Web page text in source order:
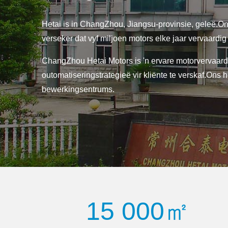
Hetai is in ChangZhou, Jiangsu-provinsie,
verseker dat vyf miljoen motors elke jaar
ChangZhou Hetai Motors is 'n ervare
outomatiseringstrategieë vir kliënte te verskaf.Ons
bewerkingsentrums.
15 000㎡